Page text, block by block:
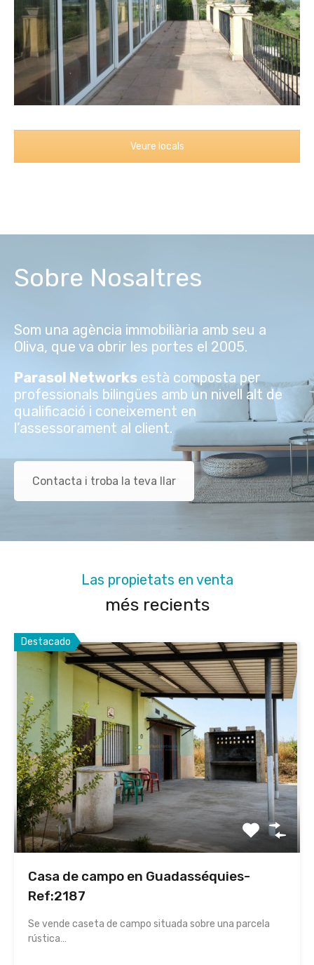
Veure locals
Sobre Nosaltres
Som una agència immobiliària amb seu a
Oliva, que va obrir les portes el 2005.
Parasol Networks està composta per
professionals bilingües amb un nivell alt de
qualificació i coneixement en
l’assessorament al client.
Contacta i troba la teva llar
Las propietats en venta
més recients
Destacado
Casa de campo en Guadasséquies-
Ref:2187
Se vende caseta de campo situada sobre una parcela
rústica…